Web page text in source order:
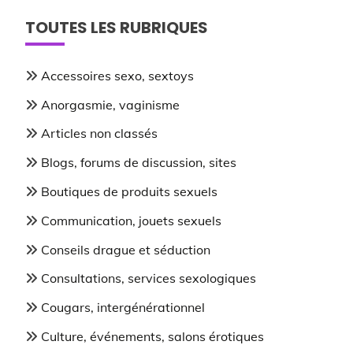
TOUTES LES RUBRIQUES
Accessoires sexo, sextoys
Anorgasmie, vaginisme
Articles non classés
Blogs, forums de discussion, sites
Boutiques de produits sexuels
Communication, jouets sexuels
Conseils drague et séduction
Consultations, services sexologiques
Cougars, intergénérationnel
Culture, événements, salons érotiques